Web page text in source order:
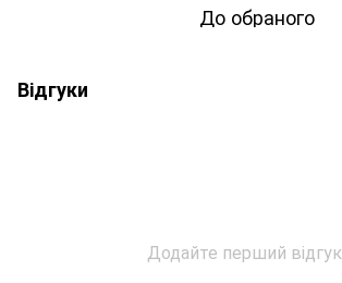
До обраного
Відгуки
Додайте перший відгук